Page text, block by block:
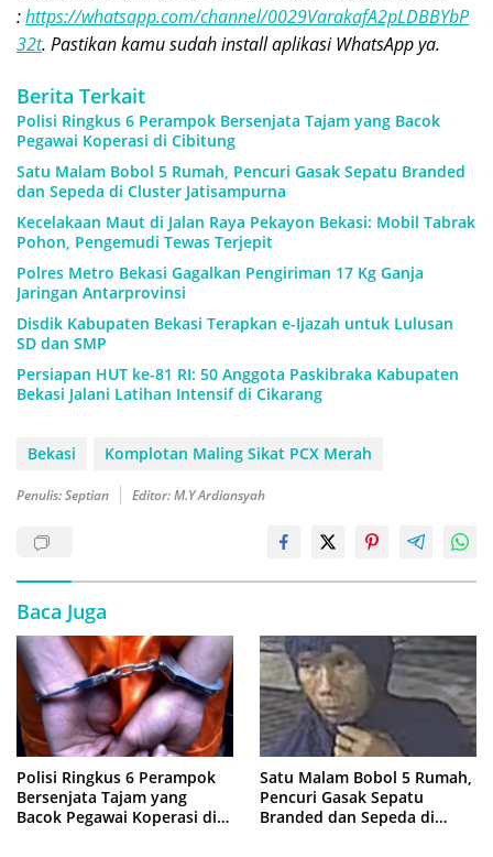
:https://whatsapp.com/channel/0029VarakafA2pLDBBYbP
32t. Pastikan kamu sudah install aplikasi WhatsApp ya.
Berita Terkait
Polisi Ringkus 6 Perampok Bersenjata Tajam yang Bacok
Pegawai Koperasi di Cibitung
Satu Malam Bobol 5 Rumah, Pencuri Gasak Sepatu Branded
dan Sepeda di Cluster Jatisampurna
Kecelakaan Maut di Jalan Raya Pekayon Bekasi: Mobil Tabrak
Pohon, Pengemudi Tewas Terjepit
Polres Metro Bekasi Gagalkan Pengiriman 17 Kg Ganja
Jaringan Antarprovinsi
Disdik Kabupaten Bekasi Terapkan e-Ijazah untuk Lulusan
SD dan SMP
Persiapan HUT ke-81 RI: 50 Anggota Paskibraka Kabupaten
Bekasi Jalani Latihan Intensif di Cikarang
Bekasi Komplotan Maling Sikat PCX Merah
Penulis: Septian Editor: M.Y Ardiansyah
Baca Juga
Polisi Ringkus 6 Perampok
Bersenjata Tajam yang
Bacok Pegawai Koperasi di
Satu Malam Bobol 5 Rumah,
Pencuri Gasak Sepatu
Branded dan Sepeda di